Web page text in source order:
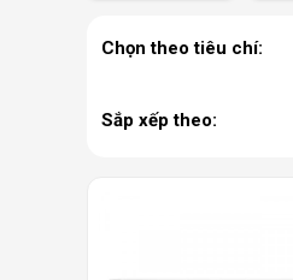
Chọn theo tiêu chí:
Sắp xếp theo: